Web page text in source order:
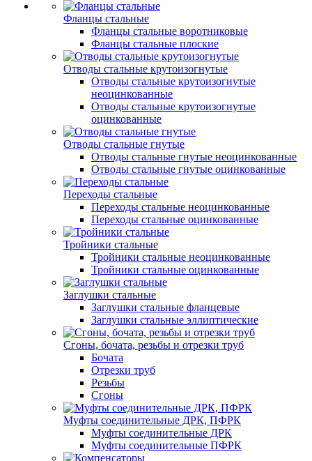
Фланцы стальные
Фланцы стальные воротниковые
Фланцы стальные плоские
Отводы стальные крутоизогнутые
Отводы стальные крутоизогнутые
неоцинкованные
Отводы стальные крутоизогнутые
оцинкованные
Отводы стальные гнутые
Отводы стальные гнутые неоцинкованные
Отводы стальные гнутые оцинкованные
Переходы стальные
Переходы стальные неоцинкованные
Переходы стальные оцинкованные
Тройники стальные
Тройники стальные неоцинкованные
Тройники стальные оцинкованные
Заглушки стальные
Заглушки стальные фланцевые
Заглушки стальные эллиптические
Сгоны, бочата, резьбы и отрезки труб
Бочата
Отрезки труб
Резьбы
Сгоны
Муфты соединительные ДРК, ПФРК
Муфты соединительные ДРК
Муфты соединительные ПФРК